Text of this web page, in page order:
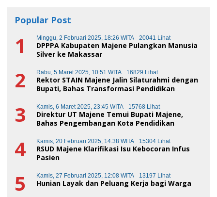
Popular Post
1 Minggu, 2 Februari 2025, 18:26 WITA 20041 Lihat
DPPPA Kabupaten Majene Pulangkan Manusia
Silver ke Makassar
2 Rabu, 5 Maret 2025, 10:51 WITA 16829 Lihat
Rektor STAIN Majene Jalin Silaturahmi dengan
Bupati, Bahas Transformasi Pendidikan
3 Kamis, 6 Maret 2025, 23:45 WITA 15768 Lihat
Direktur UT Majene Temui Bupati Majene,
Bahas Pengembangan Kota Pendidikan
4 Kamis, 20 Februari 2025, 14:38 WITA 15304 Lihat
RSUD Majene Klarifikasi Isu Kebocoran Infus
Pasien
5 Kamis, 27 Februari 2025, 12:08 WITA 13197 Lihat
Hunian Layak dan Peluang Kerja bagi Warga